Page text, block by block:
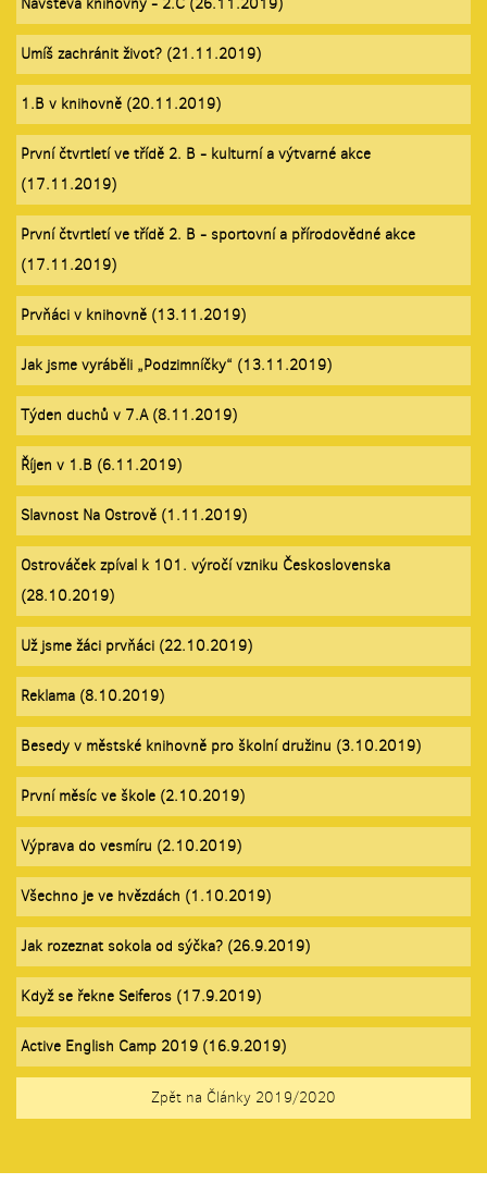
Umíš zachránit život? (21.11.2019)
1.B v knihovně (20.11.2019)
První čtvrtletí ve třídě 2. B - kulturní a výtvarné akce
(17.11.2019)
První čtvrtletí ve třídě 2. B - sportovní a přírodovědné akce
(17.11.2019)
Prvňáci v knihovně (13.11.2019)
Jak jsme vyráběli „Podzimníčky“ (13.11.2019)
Týden duchů v 7.A (8.11.2019)
Říjen v 1.B (6.11.2019)
Slavnost Na Ostrově (1.11.2019)
Ostrováček zpíval k 101. výročí vzniku Československa
(28.10.2019)
Už jsme žáci prvňáci (22.10.2019)
Reklama (8.10.2019)
Besedy v městské knihovně pro školní družinu (3.10.2019)
První měsíc ve škole (2.10.2019)
Výprava do vesmíru (2.10.2019)
Všechno je ve hvězdách (1.10.2019)
Jak rozeznat sokola od sýčka? (26.9.2019)
Když se řekne Seiferos (17.9.2019)
Active English Camp 2019 (16.9.2019)
Zpět na Články 2019/2020